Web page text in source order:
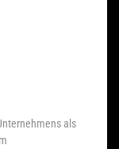
als